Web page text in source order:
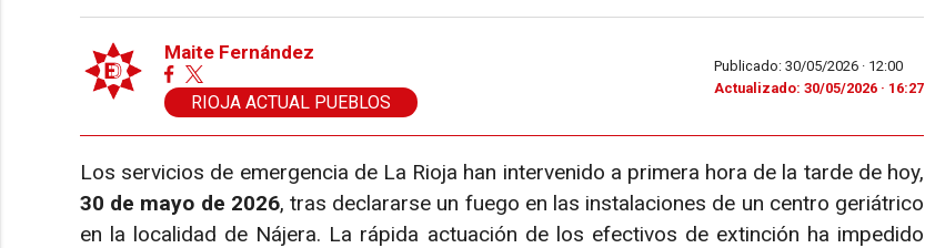
Maite Fernández
RIOJA ACTUAL PUEBLOS
Publicado: 30/05/2026 · 12:00
Actualizado: 30/05/2026 · 16:27
Los servicios de emergencia de La Rioja han intervenido a primera hora de la tarde de hoy,
30 de mayo de 2026, tras declararse un fuego en las instalaciones de un centro geriátrico
en la localidad de Nájera. La rápida actuación de los efectivos de extinción ha impedido